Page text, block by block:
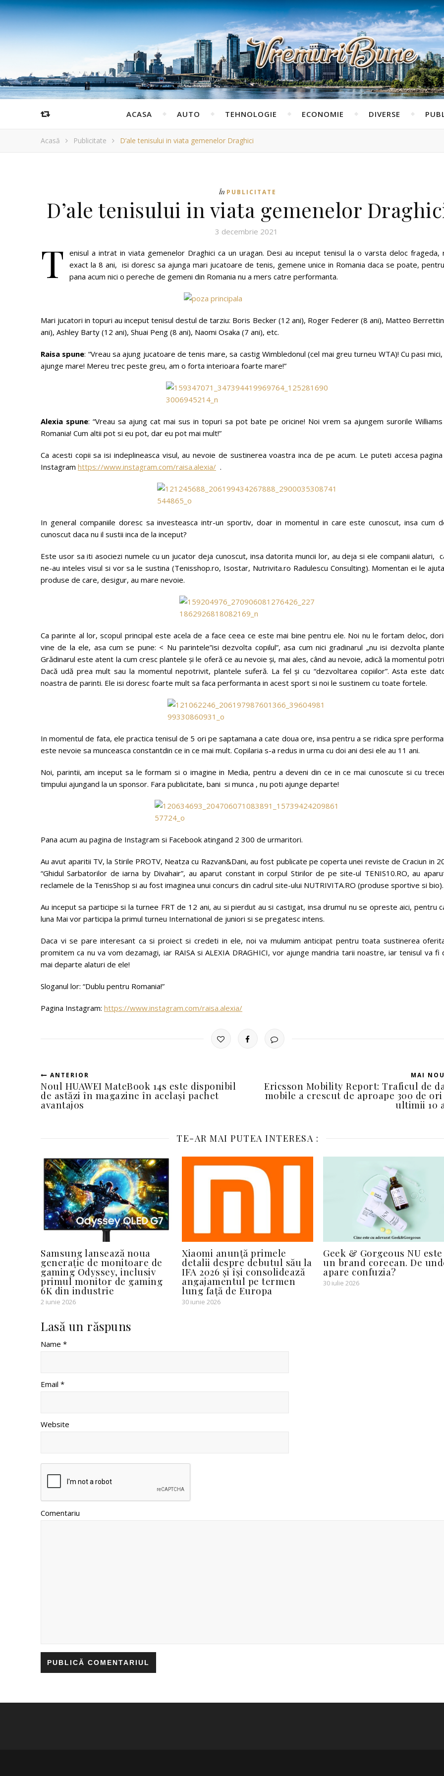
ACASA AUTO TEHNOLOGIE ECONOMIE DIVERSE
Acasă Publicitate D’ale tenisului in viata gemenelor Draghici
În PUBLICITATE
D’ale tenisului in viata gemenelor
3 decembrie 2021
T enisul a intrat in viata gemenelor Draghici ca un uragan. Desi au inceput tenisul la o varsta deloc frageda,
exact la 8 ani, isi doresc sa ajunga mari jucatoare de tenis, gemene unice in Romania daca se poate,
pana acum nici o pereche de gemeni din Romania nu a mers catre performanta.
Mari jucatori in topuri au inceput tenisul destul de tarziu: Boris Becker (12 ani), Roger Federer (8 ani), Matteo
ani), Ashley Barty (12 ani), Shuai Peng (8 ani), Naomi Osaka (7 ani), etc.
Raisa spune: “Vreau sa ajung jucatoare de tenis mare, sa castig Wimbledonul (cel mai greu turneu WTA)! Cu pasi
ajunge mare! Mereu trec peste greu, am o forta interioara foarte mare!”
Alexia spune: “Vreau sa ajung cat mai sus in topuri sa pot bate pe oricine! Noi vrem sa ajungem surorile
Romania! Cum altii pot si eu pot, dar eu pot mai mult!”
Ca acesti copii sa isi indeplineasca visul, au nevoie de sustinerea voastra inca de pe acum. Le puteti accesa
Instagram https://www.instagram.com/raisa.alexia/ .
In general companiile doresc sa investeasca intr-un sportiv, doar in momentul in care este cunoscut, insa cum
cunoscut daca nu il sustii inca de la inceput?
Este usor sa iti asociezi numele cu un jucator deja cunoscut, insa datorita muncii lor, au deja si ele companii alaturi,
ne-au inteles visul si vor sa le sustina (Tenisshop.ro, Isostar, Nutrivita.ro Radulescu Consulting). Momentan ei le
produse de care, desigur, au mare nevoie.
Ca parinte al lor, scopul principal este acela de a face ceea ce este mai bine pentru ele. Noi nu le fortam deloc,
vine de la ele, asa cum se pune: < Nu parintele”isi dezvolta copilul”, asa cum nici gradinarul „nu isi dezvolta
Grădinarul este atent la cum cresc plantele şi le oferă ce au nevoie şi, mai ales, când au nevoie, adică la momentul
Dacă udă prea mult sau la momentul nepotrivit, plantele suferă. La fel şi cu “dezvoltarea copiilor”. Asta este
noastra de parinti. Ele isi doresc foarte mult sa faca performanta in acest sport si noi le sustinem cu toate fortele.
In momentul de fata, ele practica tenisul de 5 ori pe saptamana a cate doua ore, insa pentru a se ridica spre
este nevoie sa munceasca constantdin ce in ce mai mult. Copilaria s-a redus in urma cu doi ani desi ele au 11 ani.
Noi, parintii, am inceput sa le formam si o imagine in Media, pentru a deveni din ce in ce mai cunoscute si cu
timpului ajungand la un sponsor. Fara publicitate, bani si munca , nu poti ajunge departe!
Pana acum au pagina de Instagram si Facebook atingand 2 300 de urmaritori.
Au avut aparitii TV, la Stirile PROTV, Neatza cu Razvan&Dani, au fost publicate pe coperta unei reviste de Craciun in
“Ghidul Sarbatorilor de iarna by Divahair”, au aparut constant in corpul Stirilor de pe site-ul TENIS10.RO, au
reclamele de la TenisShop si au fost imaginea unui concurs din cadrul site-ului NUTRIVITA.RO (produse sportive si bio).
Au inceput sa participe si la turnee FRT de 12 ani, au si pierdut au si castigat, insa drumul nu se opreste aici, pentru
luna Mai vor participa la primul turneu International de juniori si se pregatesc intens.
Daca vi se pare interesant ca si proiect si credeti in ele, noi va mulumim anticipat pentru toata sustinerea
promitem ca nu va vom dezamagi, iar RAISA si ALEXIA DRAGHICI, vor ajunge mandria tarii noastre, iar tenisul va fi
mai departe alaturi de ele!
Sloganul lor: “Dublu pentru Romania!”
Pagina Instagram: https://www.instagram.com/raisa.alexia/
ANTERIOR
Noul HUAWEI MateBook 14s este disponibil
de astăzi în magazine în același pachet
avantajos
MAI
Ericsson Mobility Report: Traficul de
mobile a crescut de aproape 300 de
ultimii 10
TE-AR MAI PUTEA INTERESA :
Samsung lansează noua
generație de monitoare de
gaming Odyssey, inclusiv
primul monitor de gaming
6K din industrie
2 iunie 2026
Xiaomi anunță primele
detalii despre debutul său la
IFA 2026 și își consolidează
angajamentul pe termen
lung față de Europa
30 iunie 2026
Geek & Gorgeous NU este
un brand coreean. De
apare confuzia?
30 iulie 2026
Lasă un răspuns
Name *
Email *
Website
Comentariu